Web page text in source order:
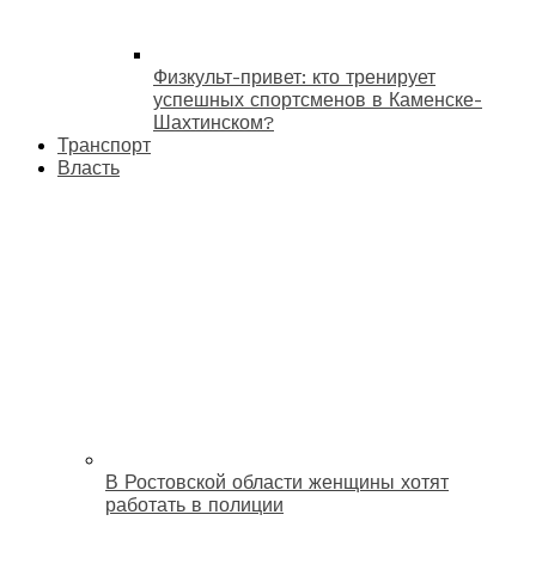
Физкульт-привет: кто тренирует
успешных спортсменов в Каменске-
Шахтинском?
Транспорт
Власть
В Ростовской области женщины хотят
работать в полиции